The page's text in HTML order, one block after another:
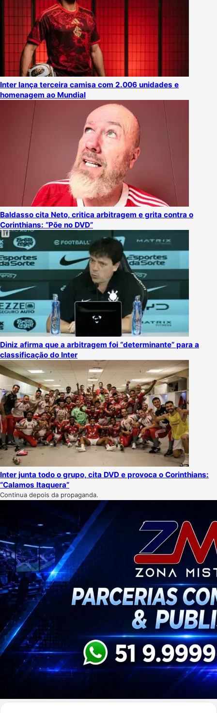
Inter lança terceira camisa com 2.006 unidades e
homenagem ao Mundial
Baldasso cita Neto, critica arbitragem e grita contra o
Corinthians: “Põe no DVD”
Diniz afirma que a arbitragem foi “determinante” para a
classificação do Inter
Inter junta todo o grupo, cita DVD e provoca o Corinthians:
“Calamos Itaquera”
Continua depois da propaganda.